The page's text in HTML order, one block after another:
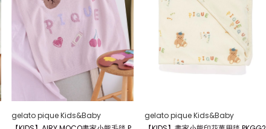
gelato pique Kids&Baby
gelato pique Kids&Baby